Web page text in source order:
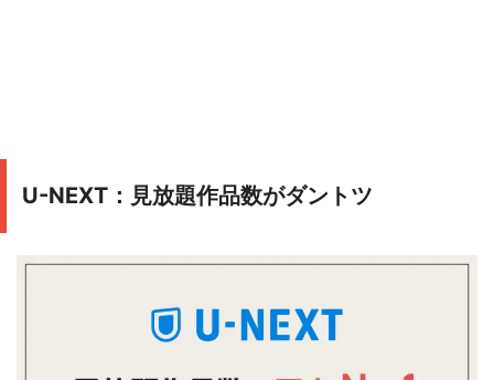
U-NEXT：見放題作品数がダントツ